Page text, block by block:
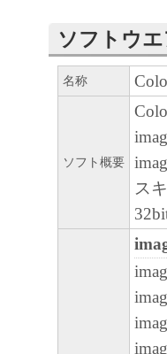
キヤノン株
ソフトウ
名称
ソフト概要
ス